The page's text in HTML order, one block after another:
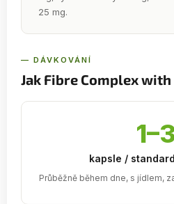
25 mg.
— DÁVKOVÁNÍ
Jak Fibre Complex with
kapsle /
Průběžně během dne, s jídlem,